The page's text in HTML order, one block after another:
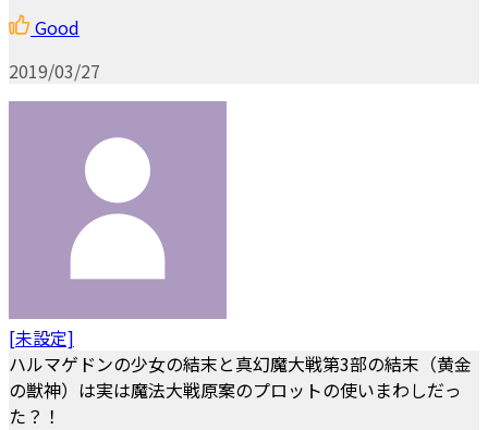
Good
2019/03/27
[未設定]
ハルマゲドンの少女の結末と真幻魔大戦第3部の結末（黄金
の獣神）は実は魔法大戦原案のプロットの使いまわしだっ
た？！